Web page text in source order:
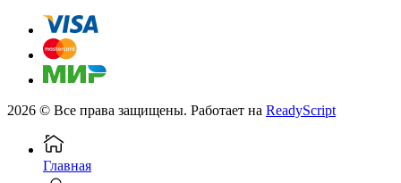
2026 © Все права защищены. Работает на ReadyScript
Главная